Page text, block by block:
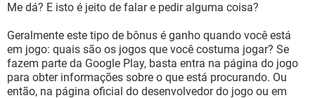
Me dá? E isto é jeito de falar e pedir alguma coisa?
Geralmente este tipo de bônus é ganho quando você está
em jogo: quais são os jogos que você costuma jogar? Se
fazem parte da Google Play, basta entra na página do jogo
para obter informações sobre o que está procurando. Ou
então, na página oficial do desenvolvedor do jogo ou em